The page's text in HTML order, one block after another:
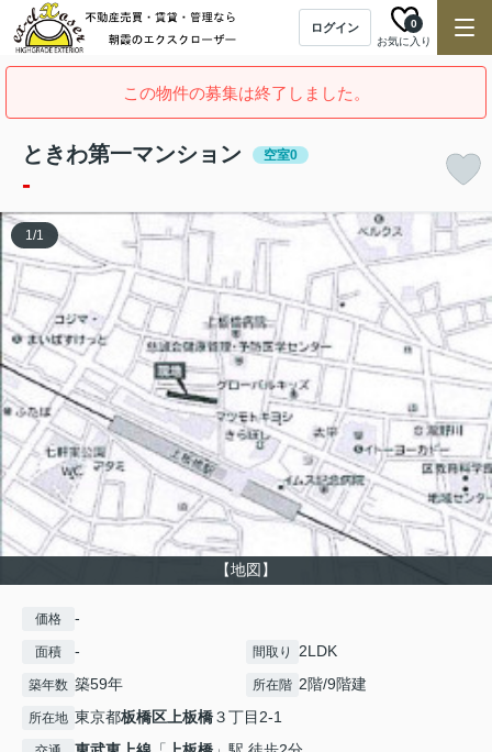
ログイン
お気に入り
0
この物件の募集は終了しました。
ときわ第一マンション 空室0
-
【地図】
1/1
価格 -
面積 - 間取り 2LDK
築年数 築59年 所在階 2階/9階建
所在地 東京都板橋区上板橋３丁目2-1